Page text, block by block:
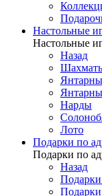
Настольные
Настольные
Назад
Нарды
Лото
Подарки по
Подарки по
Назад